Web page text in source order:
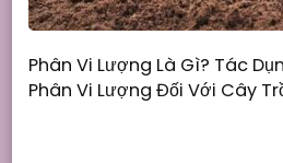
Phân Vi Lượng Là Gì? Tác
Phân Vi Lượng Đối Với Cây